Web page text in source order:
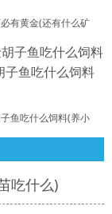
有黄金(还有什么矿
鱼吃什么饲料(养小
吃什么)